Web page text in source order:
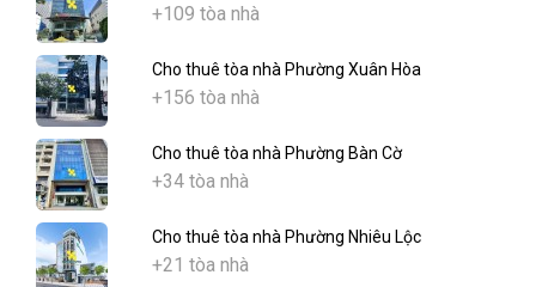
+109 tòa nhà
Cho thuê tòa nhà Phường Xuân Hòa
+156 tòa nhà
Cho thuê tòa nhà Phường Bàn Cờ
+34 tòa nhà
Cho thuê tòa nhà Phường Nhiêu Lộc
+21 tòa nhà